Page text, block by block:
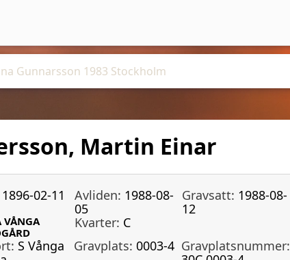
Martin Einar
1896-02-11 Avliden: 1988-08-
05
Gravsatt: 1988-08-
12
VÅNGA
Kvarter: C
S Vånga
Gravplats: 0003-4 Gravplatsnummer: